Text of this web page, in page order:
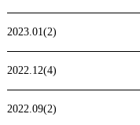
2023.01(2)
2022.12(4)
2022.09(2)